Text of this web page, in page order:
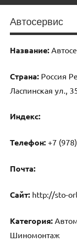
Автосервис
Название:
Страна: Россия
Ласпинская ул.,
Индекс:
Телефон: +7
Почта:
Cайт: http://sto-
Категория:
Шиномонтаж